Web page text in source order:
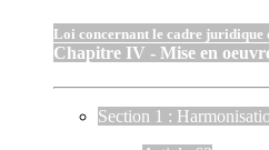
Loi concernant le cadre juridique
Chapitre IV - Mise en
Section 1 :